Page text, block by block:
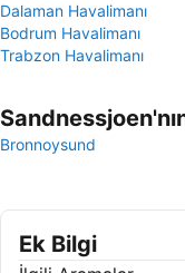
Dalaman Havalimanı
Bodrum Havalimanı
Trabzon Havalimanı
Bronnoysund
Ek Bilgi